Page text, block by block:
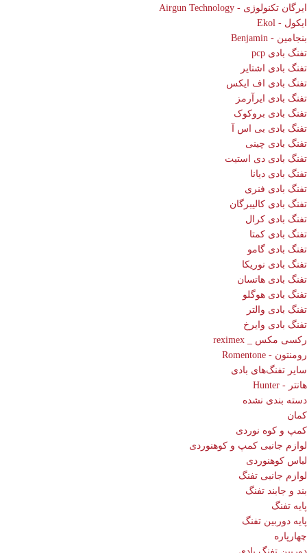
ایرگان تکنولوژی - Airgun Technology
ایکول - Ekol
بنجامین - Benjamin
تفنگ بادی pcp
تفنگ بادی اشتایر
تفنگ بادی اف ایکس
تفنگ بادی ایرآرمز
تفنگ بادی بروکوک
تفنگ بادی بی اس آ
تفنگ بادی چینی
تفنگ بادی دی استیت
تفنگ بادی دیانا
تفنگ بادی فنری
تفنگ بادی کالیبرگان
تفنگ بادی کرال
تفنگ بادی کمتا
تفنگ بادی گامو
تفنگ بادی نوریکا
تفنگ بادی هاتسان
تفنگ بادی هوگلو
تفنگ بادی والتر
تفنگ بادی وایرخ
رکسی مکس _ reximex
رومنتون - Romentone
سایر تفنگ‌های بادی
هانتر - Hunter
دسته بندی نشده
کمان
کمپ و کوه نوردی
لوازم جانبی کمپ و کوهنوردی
لباس کوهنوردی
لوازم جانبی تفنگ
بند و جابند تفنگ
پایه تفنگ
پایه دوربین تفنگ
چهارپاره